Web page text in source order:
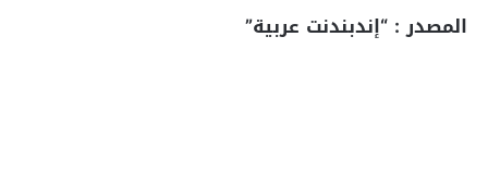
المصدر : “إندبندنت عربية”